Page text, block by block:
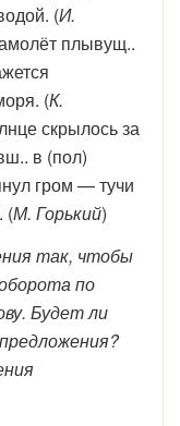
(И.
плывущ..
(К.
скрылось за
в (пол)
гром — тучи
. (М. Горький)
так, чтобы
по
Будет ли